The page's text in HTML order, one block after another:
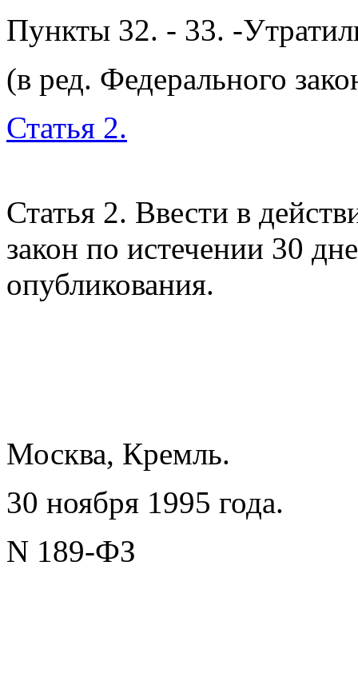
Пункты 32. - 33. -
(в ред. Федерального
Статья 2.
Статья 2. Ввести в
закон по истечении 30
опубликования.
Москва, Кремль.
30 ноября 1995 года.
N 189-ФЗ